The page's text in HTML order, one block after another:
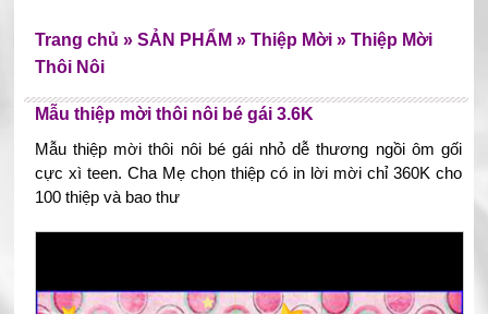
Mẫu thiệp mời thôi nôi bé gái 3.6K
Mẫu thiệp mời thôi nôi bé gái nhỏ dễ thương ngồi ôm gối
cực xì teen. Cha Mẹ chọn thiệp có in lời mời chỉ 360K cho
100 thiệp và bao thư
Trang chủ » SẢN PHẨM » Thiệp Mời » Thiệp Mời
Thôi Nôi